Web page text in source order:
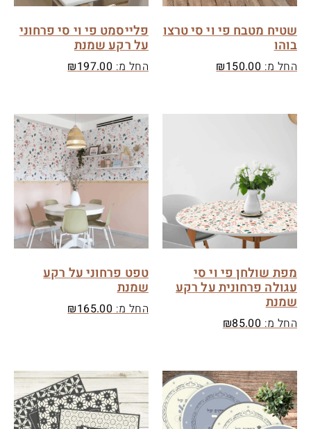
שטיח מטבח פי וי סי טרצו
בוהו
החל מ: ₪150.00
פלייסמט פי וי סי פרחוני
על רקע שמנת
החל מ: ₪197.00
מפת שולחן פי וי סי
עגולה פרחונית על רקע
שמנת
החל מ: ₪85.00
טפט פרחוני על רקע
שמנת
החל מ: ₪165.00